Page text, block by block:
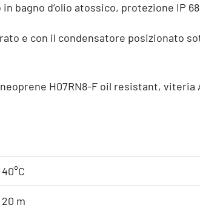
bagno d’olio atossico, protezione IP
e con il condensatore posizionato
H07RN8-F oil resistant,
40°C
20 m